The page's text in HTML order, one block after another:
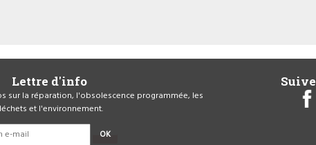
Lettre d'info
sur la réparation, l'obsolescence programmée, les
et l'environnement.
OK